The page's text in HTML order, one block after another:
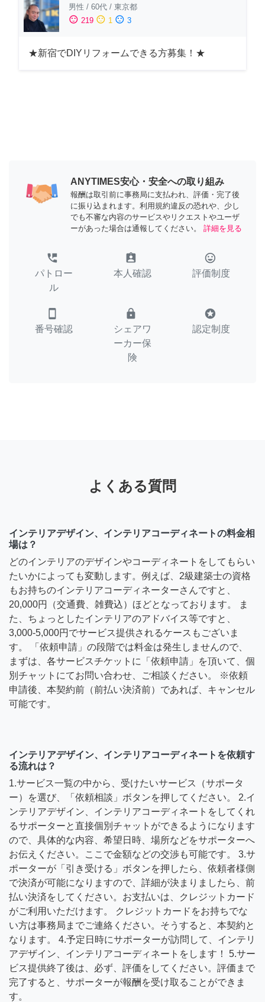
男性 / 60代 / 東京都
sentiment_satisfied 219 sentiment_neutral 1 sentiment_dissatisfied 3
★新宿でDIYリフォームできる方募集！★
ANYTIMES安心・安全への取り組み
報酬は取引前に事務局に支払われ、評価・完了後
に振り込まれます。利用規約違反の恐れや、少し
でも不審な内容のサービスやリクエストやユーザ
ーがあった場合は通報してください。
詳細を見る
perm_phone_msg
パトロー
ル
assignment_ind
本人確認
tag_faces
評価制度
smartphone
番号確認
lock
シェアワ
ーカー保
険
stars
認定制度
よくある質問
インテリアデザイン、インテリアコーディネートの料金相
場は？
どのインテリアのデザインやコーディネートをしてもらい
たいかによっても変動します。例えば、2級建築士の資格
もお持ちのインテリアコーディネーターさんですと、
20,000円（交通費、雑費込）ほどとなっております。 ま
た、ちょっとしたインテリアのアドバイス等ですと、
3,000-5,000円でサービス提供されるケースもございま
す。 「依頼申請」の段階では料金は発生しませんので、
まずは、各サービスチケットに「依頼申請」を頂いて、個
別チャットにてお問い合わせ、ご相談ください。 ※依頼
申請後、本契約前（前払い決済前）であれば、キャンセル
可能です。
インテリアデザイン、インテリアコーディネートを依頼す
る流れは？
1.サービス一覧の中から、受けたいサービス（サポータ
ー）を選び、「依頼相談」ボタンを押してください。 2.イ
ンテリアデザイン、インテリアコーディネートをしてくれ
るサポーターと直接個別チャットができるようになります
ので、具体的な内容、希望日時、場所などをサポーターへ
お伝えください。ここで金額などの交渉も可能です。 3.サ
ポーターが「引き受ける」ボタンを押したら、依頼者様側
で決済が可能になりますので、詳細が決まりましたら、前
払い決済をしてください。お支払いは、クレジットカード
がご利用いただけます。 クレジットカードをお持ちでな
い方は事務局までご連絡ください。そうすると、本契約と
なります。 4.予定日時にサポーターが訪問して、インテリ
アデザイン、インテリアコーディネートをします！ 5.サー
ビス提供終了後は、必ず、評価をしてください。評価まで
完了すると、サポーターが報酬を受け取ることができま
す。